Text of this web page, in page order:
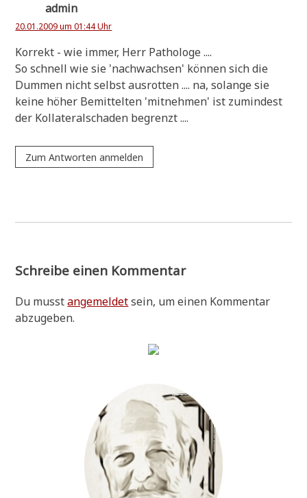
admin
20.01.2009 um 01:44 Uhr
Kor­rekt - wie immer, Herr Pathologe ....
So schnell wie sie 'nach­wach­sen' kön­nen sich die
Dum­men nicht selbst aus­rot­ten .... na, solan­ge sie
kei­ne höher Bemit­tel­ten 'mit­neh­men' ist zumin­dest
der Kol­la­te­ral­scha­den begrenzt ....
Zum Antworten anmelden
Schreibe einen Kommentar
Du musstangemeldetsein, um einen Kommentar
abzugeben.